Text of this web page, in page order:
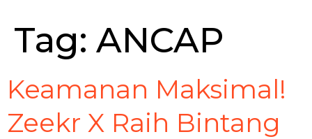
Tag: ANCAP
Keamanan Maksimal!
Zeekr X Raih Bintang